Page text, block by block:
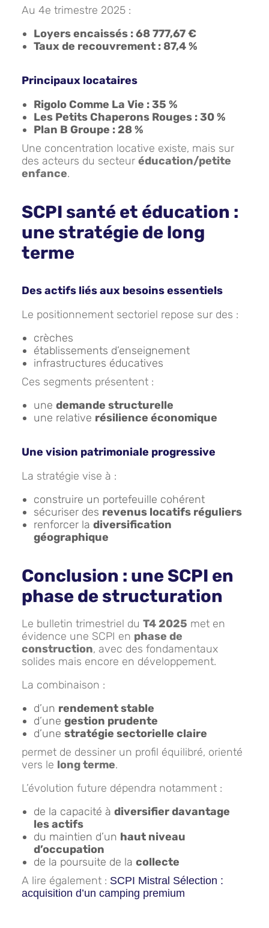
Au 4e trimestre 2025 :
Loyers encaissés : 68 777,67 €
Taux de recouvrement : 87,4 %
Principaux locataires
Rigolo Comme La Vie : 35 %
Les Petits Chaperons Rouges : 30 %
Plan B Groupe : 28 %
Une concentration locative existe, mais sur
des acteurs du secteur éducation/petite
enfance.
SCPI santé et éducation :
une stratégie de long
terme
Des actifs liés aux besoins essentiels
Le positionnement sectoriel repose sur des :
crèches
établissements d’enseignement
infrastructures éducatives
Ces segments présentent :
une demande structurelle
une relative résilience économique
Une vision patrimoniale progressive
La stratégie vise à :
construire un portefeuille cohérent
sécuriser des revenus locatifs réguliers
renforcer la diversification
géographique
Conclusion : une SCPI en
phase de structuration
Le bulletin trimestriel du T4 2025 met en
évidence une SCPI en phase de
construction, avec des fondamentaux
solides mais encore en développement.
La combinaison :
d’un rendement stable
d’une gestion prudente
d’une stratégie sectorielle claire
permet de dessiner un profil équilibré, orienté
vers le long terme.
L’évolution future dépendra notamment :
de la capacité à diversifier davantage
les actifs
du maintien d’un haut niveau
d’occupation
de la poursuite de la collecte
A lire également : SCPI Mistral Sélection :
acquisition d’un camping premium